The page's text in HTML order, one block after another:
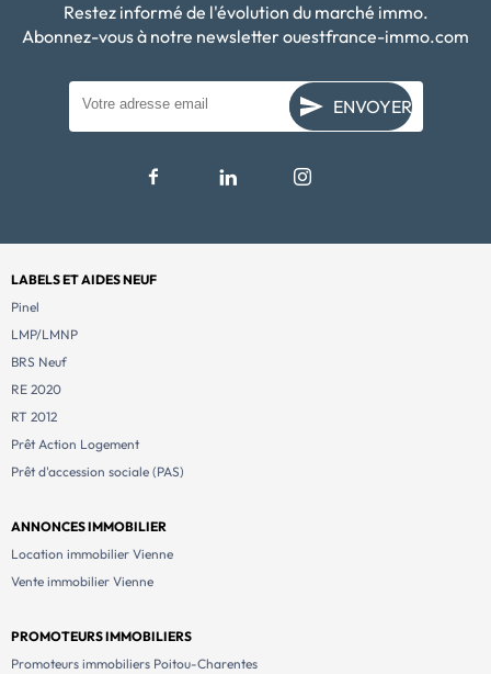
Restez informé de l'évolution du marché immo.
Abonnez-vous à notre newsletter ouestfrance-immo.com
ENVOYER
LABELS ET AIDES NEUF
Pinel
LMP/LMNP
BRS Neuf
RE 2020
RT 2012
Prêt Action Logement
Prêt d'accession sociale (PAS)
ANNONCES IMMOBILIER
Location immobilier Vienne
Vente immobilier Vienne
PROMOTEURS IMMOBILIERS
Promoteurs immobiliers Poitou-Charentes